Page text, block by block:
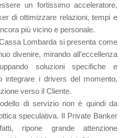
un fortissimo acceleratore,
di ottimizzare relazioni, tempi e
più vicino e personale.
Lombarda si presenta come
divenire, mirando all’eccellenza
soluzioni specifiche e
integrare i drivers del momento,
verso il Cliente.
di servizio non è quindi da
speculativa. Il Private Banker
ripone grande attenzione